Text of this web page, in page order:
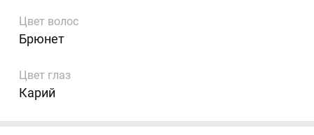
Цвет волос
Брюнет
Цвет глаз
Карий